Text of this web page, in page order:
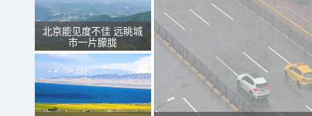
北京能见度不佳 远眺城
市一片朦胧